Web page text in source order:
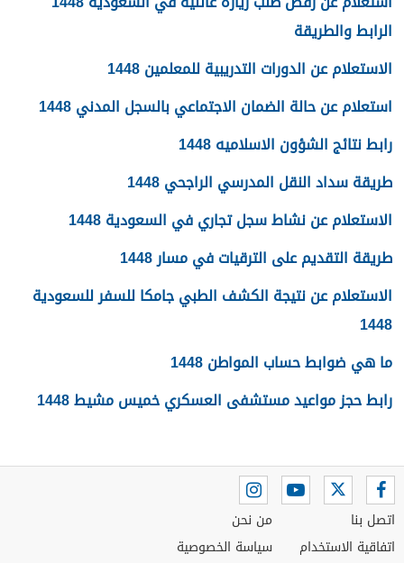
الرابط والطريقة
الاستعلام عن الدورات التدريبية للمعلمين 1448
استعلام عن حالة الضمان الاجتماعي بالسجل المدني 1448
رابط نتائج الشؤون الاسلاميه 1448
طريقة سداد النقل المدرسي الراجحي 1448
الاستعلام عن نشاط سجل تجاري في السعودية 1448
طريقة التقديم على الترقيات في مسار 1448
الاستعلام عن نتيجة الكشف الطبي جامكا للسفر للسعودية
1448
ما هي ضوابط حساب المواطن 1448
رابط حجز مواعيد مستشفى العسكري خميس مشيط 1448
اتصل بنا
اتفاقية الاستخدام
من نحن
سياسة الخصوصية